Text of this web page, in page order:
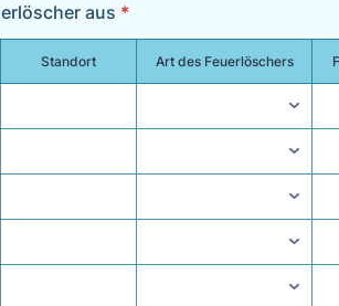
aus *
Standort Art des Feuerlöschers